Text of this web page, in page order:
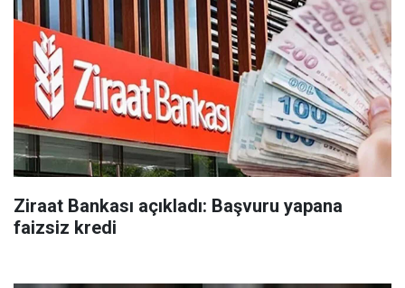
Ziraat Bankası açıkladı: Başvuru yapana
faizsiz kredi